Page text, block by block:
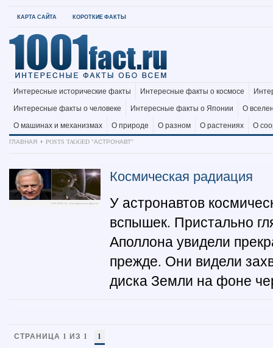
КАРТА САЙТА КОРОТКИЕ ФАКТЫ
Интересные исторические факты Интересные факты о космосе
Интересные факты о человеке
Интересные факты о Японии
О
О машинах и механизмах
О природе О разном О растениях
О
ГЛАВНАЯ
POSTS TAGGED "АСТРОНАВТ"
Космическая радиация
У астронавтов
вспышек. Пристально
Аполлона увидели
прежде. Они видели
диска Земли на фоне
СТРАНИЦА 1 ИЗ 1 1